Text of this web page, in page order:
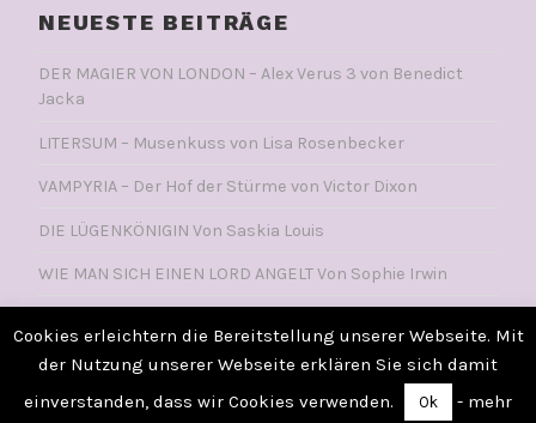
NEUESTE BEITRÄGE
DER MAGIER VON LONDON – Alex Verus 3 von Benedict
Jacka
LITERSUM – Musenkuss von Lisa Rosenbecker
VAMPYRIA – Der Hof der Stürme von Victor Dixon
DIE LÜGENKÖNIGIN Von Saskia Louis
WIE MAN SICH EINEN LORD ANGELT Von Sophie Irwin
POWERED BY WORDPRESS
Cookies erleichtern die Bereitstellung unserer Webseite. Mit
der Nutzung unserer Webseite erklären Sie sich damit
einverstanden, dass wir Cookies verwenden.
Ok - mehr